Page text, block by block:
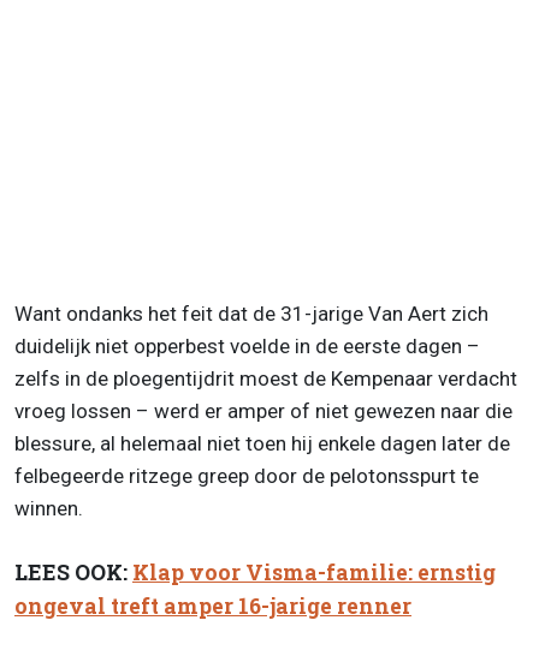
Want ondanks het feit dat de 31-jarige Van Aert zich
duidelijk niet opperbest voelde in de eerste dagen –
zelfs in de ploegentijdrit moest de Kempenaar verdacht
vroeg lossen – werd er amper of niet gewezen naar die
blessure, al helemaal niet toen hij enkele dagen later de
felbegeerde ritzege greep door de pelotonsspurt te
winnen.
LEES OOK: Klap voor Visma-familie: ernstig
ongeval treft amper 16-jarige renner